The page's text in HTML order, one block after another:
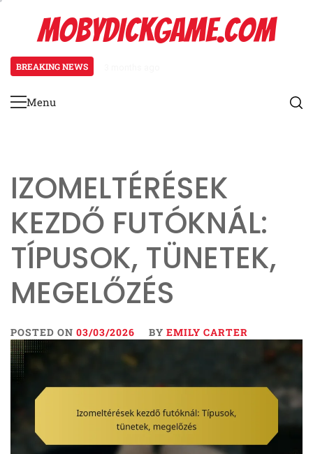
contentMOBYDICKGAME.COM
BREAKING NEWS
Primary
Menu
IZOMELTÉRÉSEK
KEZDŐ FUTÓKNÁL:
TÍPUSOK, TÜNETEK,
MEGELŐZÉS
POSTED ON 03/03/2026 BY EMILY CARTER